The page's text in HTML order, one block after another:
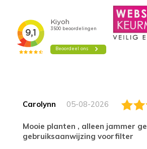
Carolynn 05-08-2026
Mooie planten , alleen jammer geen
gebruiksaanwijzing voorfilter